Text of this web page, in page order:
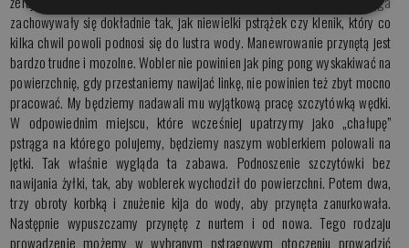
zachowywały się dokładnie tak, jak niewielki pstrążek czy klenik, który co
kilka chwil powoli podnosi się do lustra wody. Manewrowanie przynętą jest
bardzo trudne i mozolne. Wobler nie powinien jak ping pong wyskakiwać na
powierzchnię, gdy przestaniemy nawijać linkę, nie powinien też zbyt mocno
pracować. My będziemy nadawali mu wyjątkową pracę szczytówką wędki.
W odpowiednim miejscu, które wcześniej upatrzymy jako „chałupę”
pstrąga na którego polujemy, będziemy naszym woblerkiem polowali na
jętki. Tak właśnie wygląda ta zabawa. Podnoszenie szczytówki bez
nawijania żyłki, tak, aby woblerek wychodził do powierzchni. Potem dwa,
trzy obroty korbką i znużenie kija do wody, aby przynęta zanurkowała.
Następnie wypuszczamy przynętę z nurtem i od nowa. Tego rodzaju
prowadzenie możemy w wybranym pstrągowym otoczeniu prowadzić